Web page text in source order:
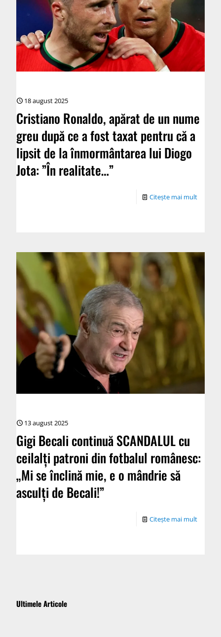
18 august 2025
Cristiano Ronaldo, apărat de un nume
greu după ce a fost taxat pentru că a
lipsit de la înmormântarea lui Diogo
Jota: ”În realitate…”
Citește mai mult
13 august 2025
Gigi Becali continuă SCANDALUL cu
ceilalți patroni din fotbalul românesc:
„Mi se înclină mie, e o mândrie să
asculți de Becali!”
Citește mai mult
Ultimele Articole